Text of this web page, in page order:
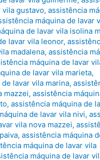
vila gustavo,assistência
máquina de lavar
de lavar vila isolina
lavar vila leonor,
madalena,assistência
máquina de lavar
de lavar vila marieta,
lavar vila marina,
mazzei,assistência
,assistência máquina de
de lavar vila nivi,
vila nova mazzei,
,assistência máquina
máquina de lavar vila
máquina de lavar